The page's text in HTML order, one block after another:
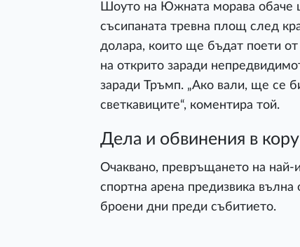
Шоуто на Южната морава обаче
съсипаната тревна площ след
долара, които ще бъдат поети
на открито заради
заради Тръмп. „Ако вали, ще се
светкавиците“, коментира той.
Дела и обвинения в
Очаквано, превръщането на най-
спортна арена предизвика
броени дни преди събитието.